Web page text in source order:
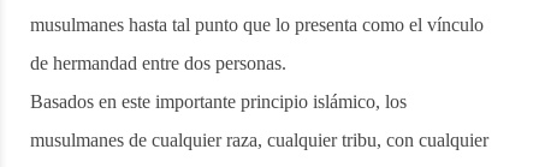
musulmanes hasta tal punto que lo presenta como el vínculo
de hermandad entre dos personas.
Basados en este importante principio islámico, los
musulmanes de cualquier raza, cualquier tribu, con cualquier